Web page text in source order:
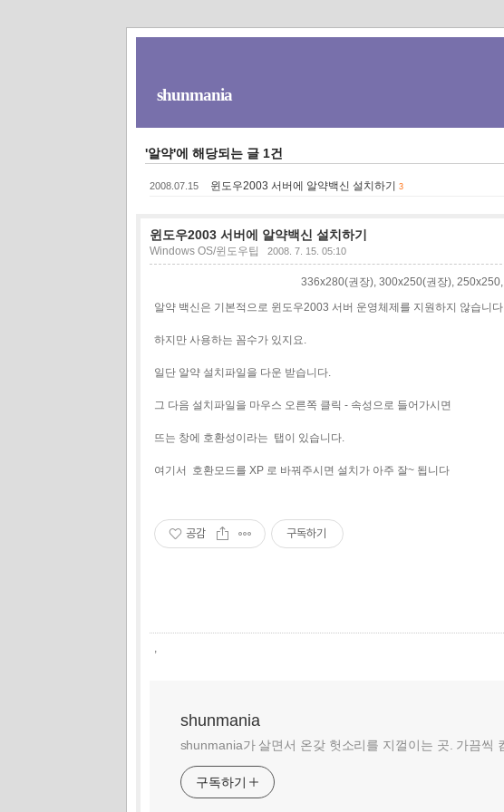
shunmania
'알약'에 해당되는 글 1건
2008.07.15 윈도우2003 서버에 알약백신 설치하기 3
윈도우2003 서버에 알약백신 설치하기
Windows OS/윈도우팁 2008. 7. 15. 05:10
336x280(권장), 300x250(권장),
알약 백신은 기본적으로 윈도우2003 서버 운영체제를 지원하지 않습니다.
하지만 사용하는 꼼수가 있지요.
일단 알약 설치파일을 다운 받습니다.
그 다음 설치파일을 마우스 오른쪽 클릭 - 속성으로 들어가시면
뜨는 창에 호환성이라는 탭이 있습니다.
여기서 호환모드를 XP 로 바꿔주시면 설치가 아주 잘~ 됩니다
공감 구독하기
shunmania
shunmania가 살면서 온갖 헛소리를 지껄이는 곳. 가끔씩
구독하기